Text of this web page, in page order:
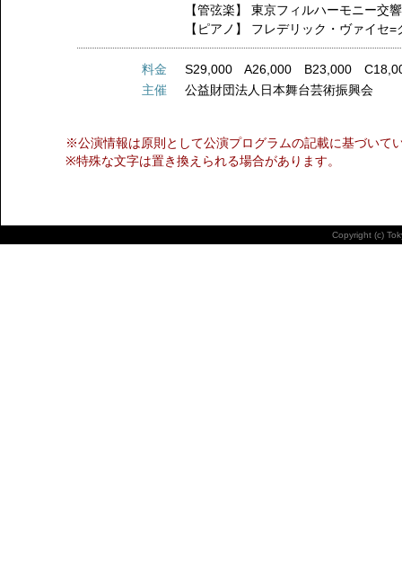
【管弦楽】東京フィルハーモニー交
【ピアノ】 フレデリック・ヴァイセ
料金
S29,000 A26,000 B23,000
主催
公益財団法人日本舞台芸術振興会
※公演情報は原則として公演プログラムの記載に基づいて
※特殊な文字は置き換えられる場合があります。
Copyright (c)